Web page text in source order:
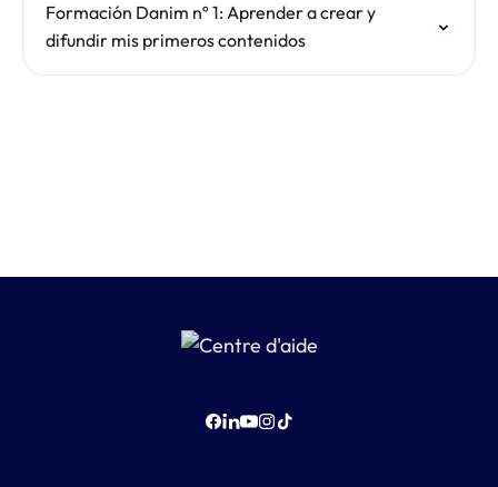
Formación Danim nº 1: Aprender a crear y
difundir mis primeros contenidos